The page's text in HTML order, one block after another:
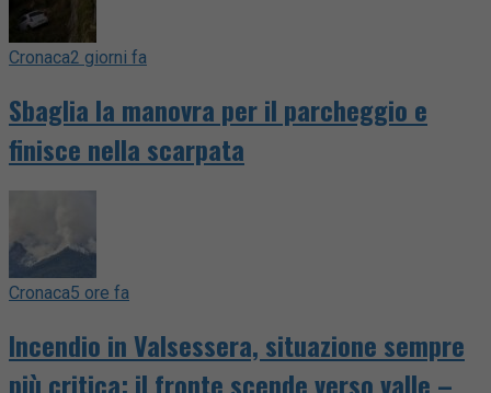
Cronaca2 giorni fa
Sbaglia la manovra per il parcheggio e
finisce nella scarpata
Cronaca5 ore fa
Incendio in Valsessera, situazione sempre
più critica: il fronte scende verso valle –